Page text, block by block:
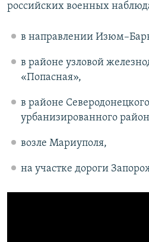
российских военных
в направлении
в районе узловой
«Попасная»,
в районе Северодонецкого
урбанизированного
возле Мариуполя,
на участке дороги